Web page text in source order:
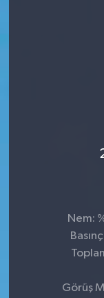
Nem:
Görüş